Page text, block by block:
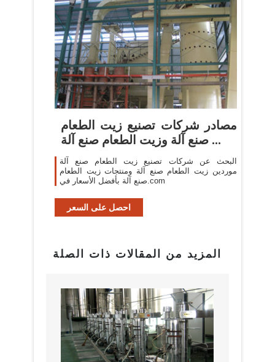
مصادر شركات تصنيع زيت الطعام
صنع آلة وزيت الطعام صنع آلة ...
البحث عن شركات تصنيع زيت الطعام صنع آلة
موردين زيت الطعام صنع آلة ومنتجات زيت الطعام
صنع آلة بأفضل الأسعار في.com
احصل على السعر
المزيد من المقالات ذات الصلة